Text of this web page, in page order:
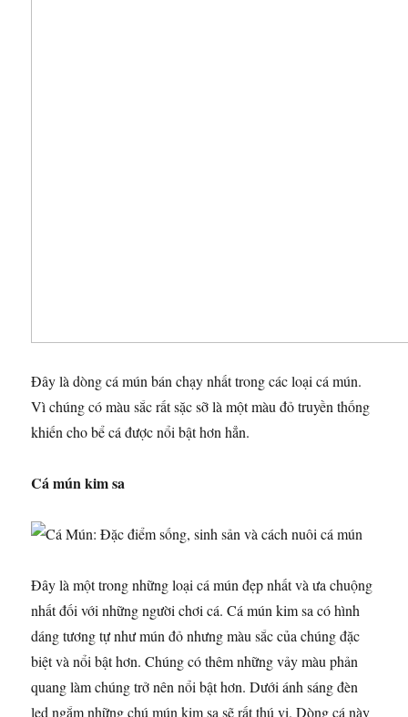
Đây là dòng cá mún bán chạy nhất trong các loại cá mún.
Vì chúng có màu sắc rất sặc sỡ là một màu đỏ truyền thống
khiến cho bể cá được nổi bật hơn hẳn.
Cá mún kim sa
Đây là một trong những loại cá mún đẹp nhất và ưa chuộng
nhất đối với những người chơi cá. Cá mún kim sa có hình
dáng tương tự như mún đỏ nhưng màu sắc của chúng đặc
biệt và nổi bật hơn. Chúng có thêm những vảy màu phản
quang làm chúng trở nên nổi bật hơn. Dưới ánh sáng đèn
led ngắm những chú mún kim sa sẽ rất thú vị. Dòng cá này